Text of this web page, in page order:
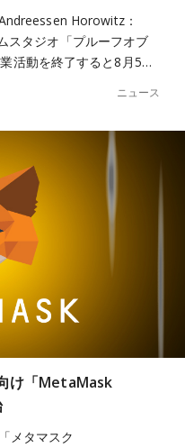
Horowitz：
スタジオ「プルーフオブ
活動を終了すると8月5…
ニュース
け「MetaMask
メタマスク